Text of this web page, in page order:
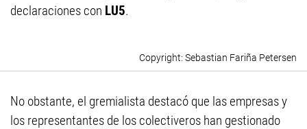
declaraciones con LU5.
Sebastian Fariña Petersen
No obstante, el gremialista destacó que las empresas y
los representantes de los colectiveros han gestionado